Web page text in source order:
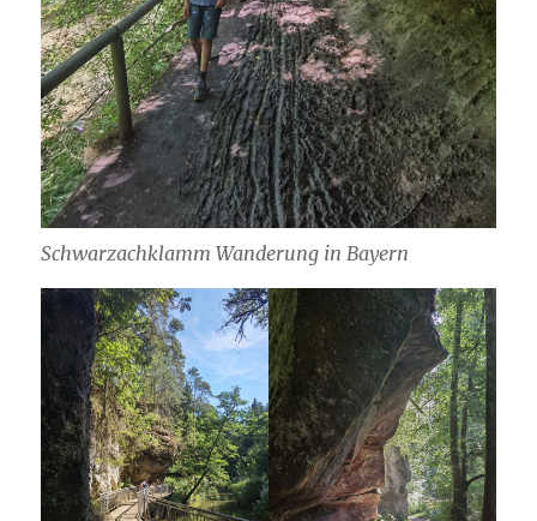
Schwarzachklamm Wanderung in Bayern